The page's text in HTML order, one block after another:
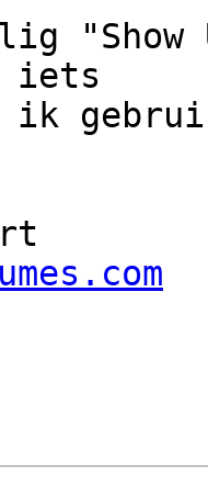
"Show
iets